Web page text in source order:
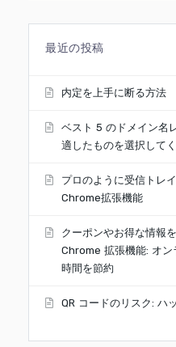
最近の投稿
内定を上手に断る方法
ベスト 5 のドメイン名
適したものを選択して
プロのように受信トレ
Chrome拡張機能
クーポンやお得な情報
Chrome 拡張機能: オン
時間を節約
QR コードのリスク: ハ